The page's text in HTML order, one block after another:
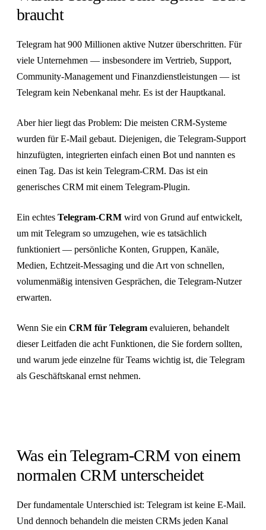
braucht
Telegram hat 900 Millionen aktive Nutzer überschritten. Für
viele Unternehmen — insbesondere im Vertrieb, Support,
Community-Management und Finanzdienstleistungen — ist
Telegram kein Nebenkanal mehr. Es ist der Hauptkanal.
Aber hier liegt das Problem: Die meisten CRM-Systeme
wurden für E-Mail gebaut. Diejenigen, die Telegram-Support
hinzufügten, integrierten einfach einen Bot und nannten es
einen Tag. Das ist kein Telegram-CRM. Das ist ein
generisches CRM mit einem Telegram-Plugin.
Ein echtes Telegram-CRM wird von Grund auf entwickelt,
um mit Telegram so umzugehen, wie es tatsächlich
funktioniert — persönliche Konten, Gruppen, Kanäle,
Medien, Echtzeit-Messaging und die Art von schnellen,
volumenmäßig intensiven Gesprächen, die Telegram-Nutzer
erwarten.
Wenn Sie ein CRM für Telegram evaluieren, behandelt
dieser Leitfaden die acht Funktionen, die Sie fordern sollten,
und warum jede einzelne für Teams wichtig ist, die Telegram
als Geschäftskanal ernst nehmen.
Was ein Telegram-CRM von einem
normalen CRM unterscheidet
Der fundamentale Unterschied ist: Telegram ist keine E-Mail.
Und dennoch behandeln die meisten CRMs jeden Kanal